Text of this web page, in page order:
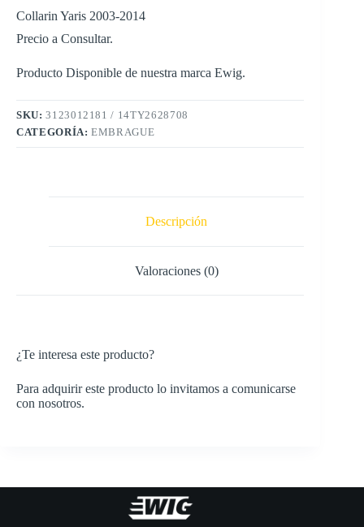
Collarin Yaris 2003-2014
Precio a Consultar.
Producto Disponible de nuestra marca Ewig.
SKU:3123012181 / 14TY2628708
CATEGORÍA:EMBRAGUE
Descripción
Valoraciones (0)
¿Te interesa este producto?
Para adquirir este producto lo invitamos a comunicarse
con nosotros.